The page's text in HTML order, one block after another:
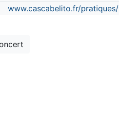
www.cascabelito.fr/pratiques/